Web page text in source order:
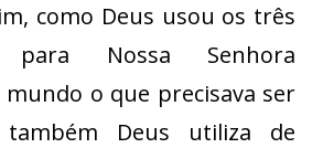
como Deus usou os três
para Nossa Senhora
o que precisava ser
Deus utiliza de